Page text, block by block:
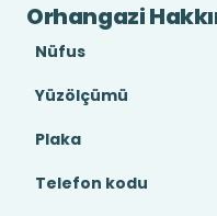
Orhangazi
Nüfus
Yüzölçümü
Plaka
Telefon kodu